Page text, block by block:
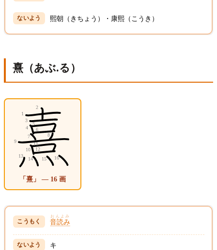
熙朝（きちょう）・康熙（こうき）
熹（あぶ.る）
「熹」 — 16 画
音読み
おんよみ
キ